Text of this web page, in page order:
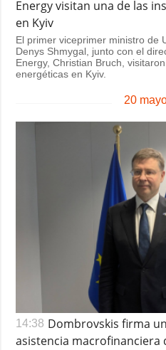
Energy visitan una de las
en Kyiv
El primer viceprimer ministro de
Denys Shmygal, junto con el
Energy, Christian Bruch,
energéticas en Kyiv.
20
14:38 Dombrovskis firma
asistencia macrofinanciera